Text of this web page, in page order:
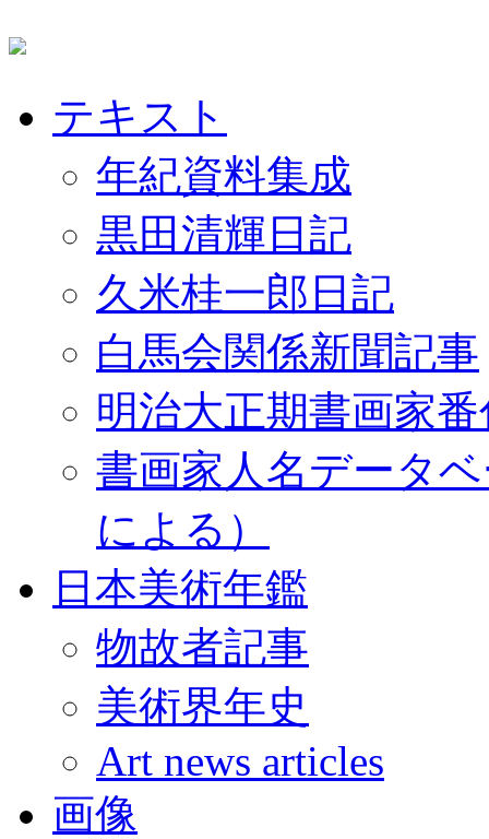
テキスト
年紀資料集成
黒田清輝日記
久米桂一郎日記
白馬会関係新聞記事
明治大正期書画家
書画家人名データ
による）
日本美術年鑑
物故者記事
美術界年史
Art news articles
画像